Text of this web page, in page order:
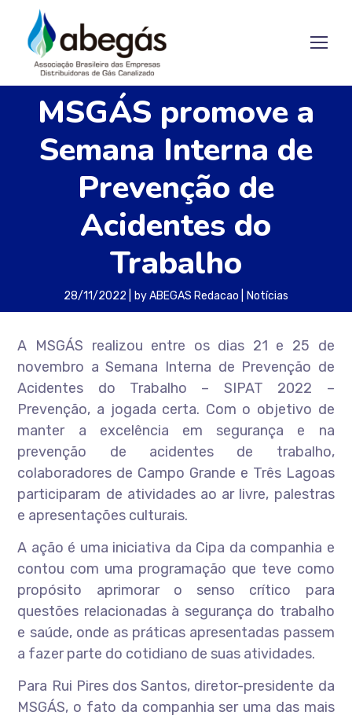
MSGÁS promove a
Semana Interna de
Prevenção de
Acidentes do
Trabalho
28/11/2022 byABEGAS Redacao Notícias
A MSGÁS realizou entre os dias 21 e 25 de
novembro a Semana Interna de Prevenção de
Acidentes do Trabalho – SIPAT 2022 –
Prevenção, a jogada certa. Com o objetivo de
manter a excelência em segurança e na
prevenção de acidentes de trabalho,
colaboradores de Campo Grande e Três Lagoas
participaram de atividades ao ar livre, palestras
e apresentações culturais.
A ação é uma iniciativa da Cipa da companhia e
contou com uma programação que teve como
propósito aprimorar o senso crítico para
questões relacionadas à segurança do trabalho
e saúde, onde as práticas apresentadas passem
a fazer parte do cotidiano de suas atividades.
Para Rui Pires dos Santos, diretor-presidente da
MSGÁS, o fato da companhia ser uma das mais